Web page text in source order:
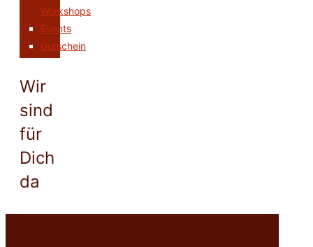
Workshops
Events
Gutschein
Wir
sind
für
Dich
da